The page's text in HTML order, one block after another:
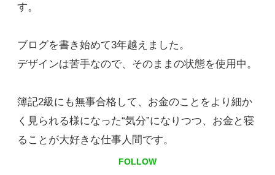
す。
ブログを書き始めて3年越えました。
デザインは苦手なので、そのままの状態を使用中。
簿記2級にも無事合格して、お金のことをより細か
く見られる様になった“気分”になりつつ、お金と寝
ることが大好きな仕事人間です。
FOLLOW